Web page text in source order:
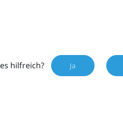
hilfreich? Ja